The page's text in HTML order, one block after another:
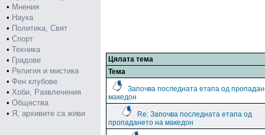
• Мнения
• Наука
• Политика, Свят
• Спорт
• Техника
• Градове
• Религия и мистика
• Фен клубове
• Хоби, Развлечения
• Общества
• Я, архивите са живи
Цялата тема
Тема
Започва последната етапа од
македон
Re: Започва последната етапа од
пропадането на македон